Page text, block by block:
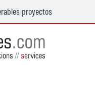
proyectos